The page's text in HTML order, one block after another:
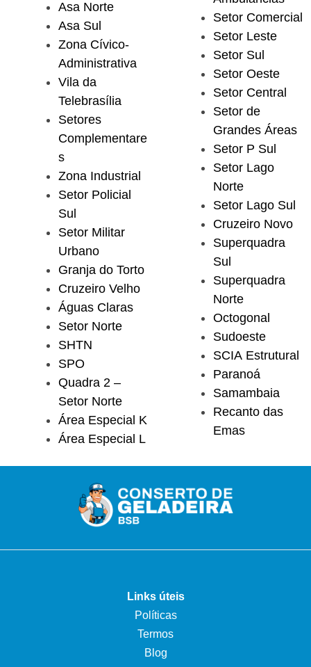
Asa Norte
Asa Sul
Zona Cívico-
Administrativa
Vila da
Telebrasília
Setores
Complementare
s
Zona Industrial
Setor Policial
Sul
Setor Militar
Urbano
Granja do Torto
Cruzeiro Velho
Águas Claras
Setor Norte
SHTN
SPO
Quadra 2 –
Setor Norte
Área Especial K
Área Especial L
Setor Comercial
Setor Leste
Setor Sul
Setor Oeste
Setor Central
Setor de
Grandes Áreas
Setor P Sul
Setor Lago
Norte
Setor Lago Sul
Cruzeiro Novo
Superquadra
Sul
Superquadra
Norte
Octogonal
Sudoeste
SCIA Estrutural
Paranoá
Samambaia
Recanto das
Emas
Links úteis
Políticas
Termos
Blog